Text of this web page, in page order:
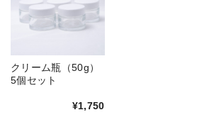
クリーム瓶（50g）
5個セット
¥1,750